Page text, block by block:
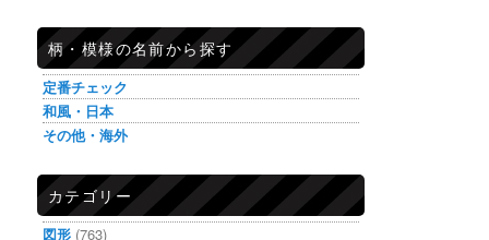
柄・模様の名前から探す
定番チェック
和風・日本
その他・海外
カテゴリー
図形 (763)